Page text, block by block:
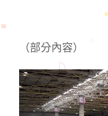
（部分內容）